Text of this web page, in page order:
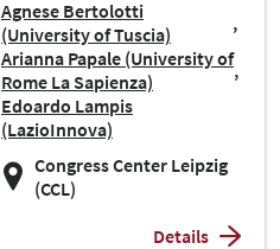
Agnese Bertolotti
(University of Tuscia)
Arianna Papale (University of
Rome La Sapienza)
Edoardo Lampis
(LazioInnova)
Congress Center Leipzig
(CCL)
Details